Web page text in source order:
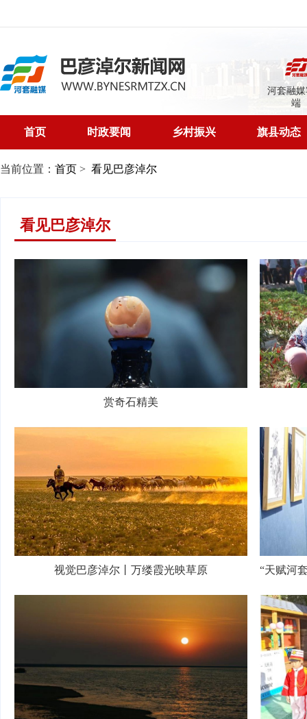
河套融
端
首页 时政要闻 乡村振兴 旗县动态
当前位置： 首页 > 看见巴彦淖尔
看见巴彦淖尔
赏奇石精美
视觉巴彦淖尔丨万缕霞光映草原